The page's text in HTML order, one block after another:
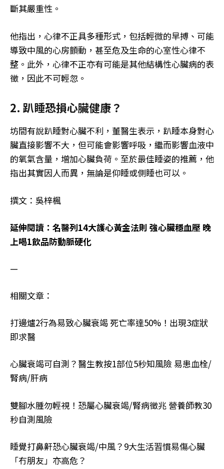
斷其嚴重性。
他指出，心律不正具多種形式，包括輕微的早搏、可能
導致中風的心房顫動，甚至危及生命的心室性心律不
整。此外，心律不正亦有可能是其他結構性心臟病的表
徵，因此不可輕忽。
2. 趴睡恐損心臟健康？
坊間有說趴睡對心臟不利，董醫生表示，趴睡本身對心
臟直接影響不大，但可能會影響呼吸，繼而影響血液中
的氧氣含量，增加心臟負荷。至於最佳睡姿的推薦，他
指出其實因人而異，無論是仰睡或側睡也可以。
撰文：吳梓楓
延伸閱讀：名醫列14大護心黃金法則 強心臟穩血壓 晚
上喝1飲品防動脈硬化
—
相關文章：
打邊爐2行為易致心臟衰竭 死亡率達50%！出現3症狀
即求醫​​​​​​​
心臟衰竭可自測？醫生教按1部位5秒知風險 易患血栓/
腎病/肝病
雙腳水腫勿輕視！恐屬心臟衰竭/腎病徵兆 營養師教30
秒自測風險
睡覺打鼻鼾恐心臟衰竭/中風？9大生活習慣易傷心臟
「冇朋友」亦高危？